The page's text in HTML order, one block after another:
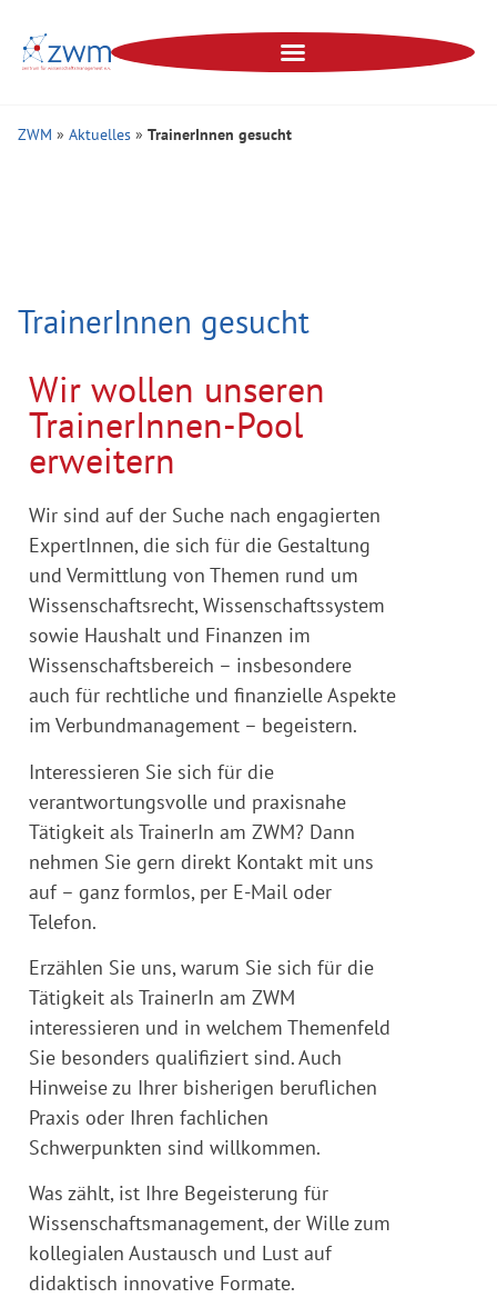
ZWM » Aktuelles » TrainerInnen gesucht
TrainerInnen gesucht
Wir wollen unseren
TrainerInnen-Pool
erweitern
Wir sind auf der Suche nach engagierten
ExpertInnen, die sich für die Gestaltung
und Vermittlung von Themen rund um
Wissenschaftsrecht, Wissenschaftssystem
sowie Haushalt und Finanzen im
Wissenschaftsbereich – insbesondere
auch für rechtliche und finanzielle Aspekte
im Verbundmanagement – begeistern.
Interessieren Sie sich für die
verantwortungsvolle und praxisnahe
Tätigkeit als TrainerIn am ZWM? Dann
nehmen Sie gern direkt Kontakt mit uns
auf – ganz formlos, per E-Mail oder
Telefon.
Erzählen Sie uns, warum Sie sich für die
Tätigkeit als TrainerIn am ZWM
interessieren und in welchem Themenfeld
Sie besonders qualifiziert sind. Auch
Hinweise zu Ihrer bisherigen beruflichen
Praxis oder Ihren fachlichen
Schwerpunkten sind willkommen.
Was zählt, ist Ihre Begeisterung für
Wissenschaftsmanagement, der Wille zum
kollegialen Austausch und Lust auf
didaktisch innovative Formate.